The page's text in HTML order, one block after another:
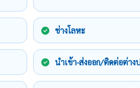
ช่างโลหะ
นำเข้า-ส่งออก/ติดต่อต่าง